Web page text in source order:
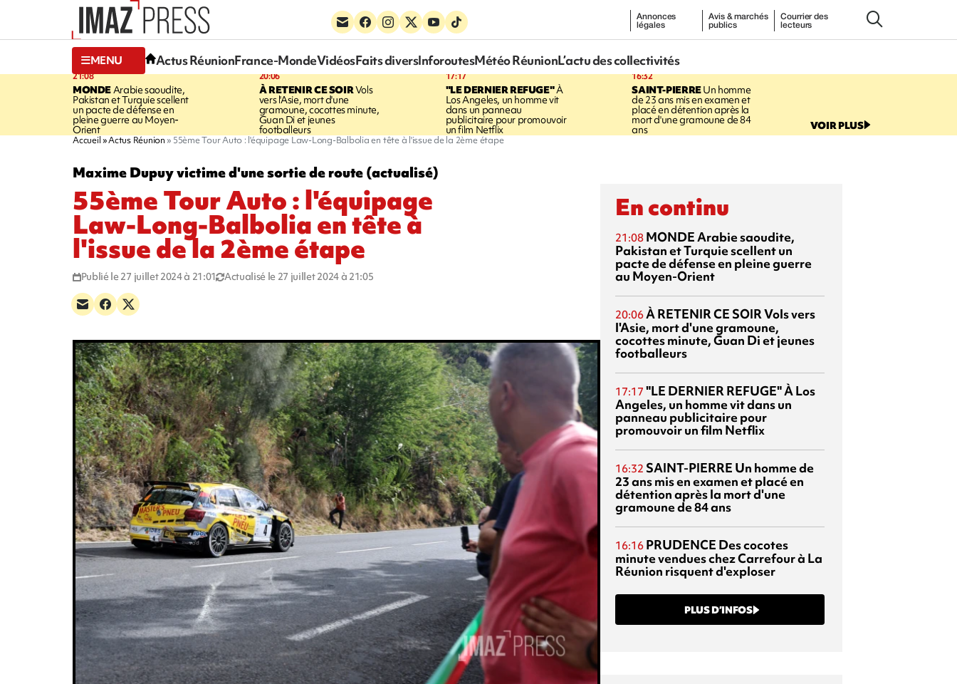
Annonces
légales
Avis & marchés
publics
Courrier des
lecteurs
MENU Actus RéunionFrance-MondeVidéosFaits diversInforoutesMétéo RéunionL’actu des collectivités
21:08
MONDE Arabie saoudite,
Pakistan et Turquie scellent
un pacte de défense en
pleine guerre au Moyen-
Orient
20:06
À RETENIR CE SOIRVols
vers l'Asie, mort d'une
gramoune, cocottes minute,
Guan Di et jeunes
footballeurs
17:17
"LE DERNIER REFUGE"À
Los Angeles, un homme vit
dans un panneau
publicitaire pour promouvoir
un film Netflix
16:32
SAINT-PIERREUn homme
de 23 ans mis en examen et
placé en détention après la
mort d'une gramoune de 84
ans VOIR PLUS
Accueil Actus Réunion 55ème Tour Auto : l'équipage Law-Long-Balbolia en tête à l'issue de la 2ème étape
Maxime Dupuy victime d'une sortie de route (actualisé)
55ème Tour Auto : l'équipage
Law-Long-Balbolia en tête à
l'issue de la 2ème étape
Publié le 27 juillet 2024 à 21:01 Actualisé le 27 juillet 2024 à 21:05
En continu
21:08 MONDEArabie saoudite,
Pakistan et Turquie scellent un
pacte de défense en pleine guerre
au Moyen-Orient
20:06À RETENIR CE SOIRVols vers
l'Asie, mort d'une gramoune,
cocottes minute, Guan Di et jeunes
footballeurs
17:17 "LE DERNIER REFUGE"À Los
Angeles, un homme vit dans un
panneau publicitaire pour
promouvoir un film Netflix
16:32 SAINT-PIERRE Un homme de
23 ans mis en examen et placé en
détention après la mort d'une
gramoune de 84 ans
16:16 PRUDENCE Des cocotes
minute vendues chez Carrefour à La
Réunion risquent d'exploser
PLUS D’INFOS